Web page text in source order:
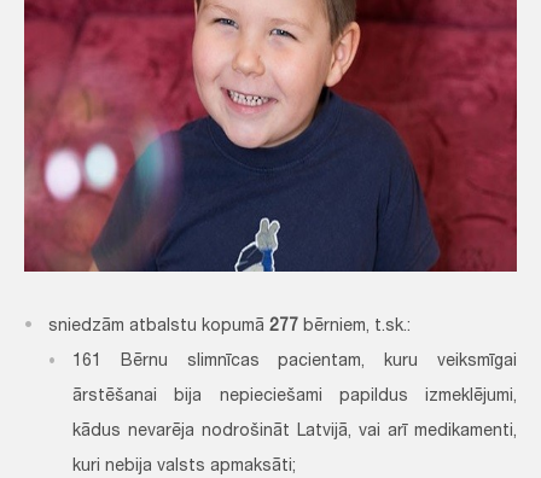
sniedzām atbalstu kopumā 277 bērniem, t.sk.:
161 Bērnu slimnīcas pacientam, kuru veiksmīgai
ārstēšanai bija nepieciešami papildus izmeklējumi,
kādus nevarēja nodrošināt Latvijā, vai arī medikamenti,
kuri nebija valsts apmaksāti;